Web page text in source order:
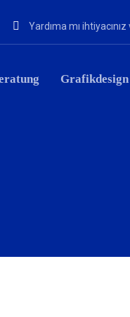
Yardıma mı
Grafikdesign